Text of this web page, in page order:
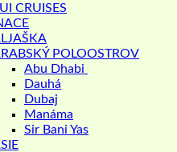
CRUISES
POLOOSTROV
Abu Dhabi
Dauhá
Dubaj
Manáma
Sir Bani Yas